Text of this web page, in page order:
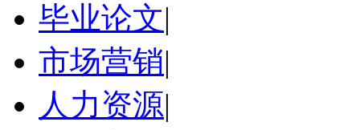
毕业论文|
市场营销|
人力资源|